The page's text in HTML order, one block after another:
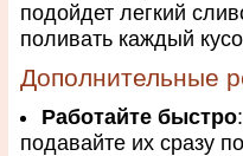
подойдет легкий
поливать каждый
Дополнительные
Работайте быстро
подавайте их сразу